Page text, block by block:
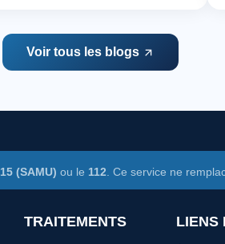
Voir tous les blogs
15 (SAMU) ou le 112 . Ce service ne
TRAITEMENTS LIENS